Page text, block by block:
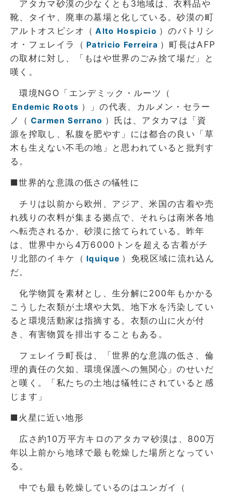
アタカマ砂漠の少なくとも3地域は、衣料品や
靴、タイヤ、廃車の墓場と化している。砂漠の町
アルトオスピシオ（ Alto Hospicio ）のパトリシ
オ・フェレイラ（ Patricio Ferreira ）町長はAFP
の取材に対し、「もはや世界のごみ捨て場だ」と
嘆く。
環境NGO「エンデミック・ルーツ（
Endemic Roots ）」の代表、カルメン・セラー
ノ（ Carmen Serrano ）氏は、アタカマは「資
源を搾取し、私腹を肥やす」には都合の良い「草
木も生えない不毛の地」と思われていると批判す
る。
■世界的な意識の低さの犠牲に
チリは以前から欧州、アジア、米国の古着や売
れ残りの衣料が集まる拠点で、それらは南米各地
へ転売されるか、砂漠に捨てられている。昨年
は、世界中から4万6000トンを超える古着がチ
リ北部のイキケ（ Iquique ）免税区域に流れ込ん
だ。
化学物質を素材とし、生分解に200年もかかる
こうした衣類が土壌や大気、地下水を汚染してい
ると環境活動家は指摘する。衣類の山に火が付
き、有害物質を排出することもある。
フェレイラ町長は、「世界的な意識の低さ、倫
理的責任の欠如、環境保護への無関心」のせいだ
と嘆く。「私たちの土地は犠牲にされていると感
じます」
■火星に近い地形
広さ約10万平方キロのアタカマ砂漠は、800万
年以上前から地球で最も乾燥した場所となってい
る。
中でも最も乾燥しているのはユンガイ（